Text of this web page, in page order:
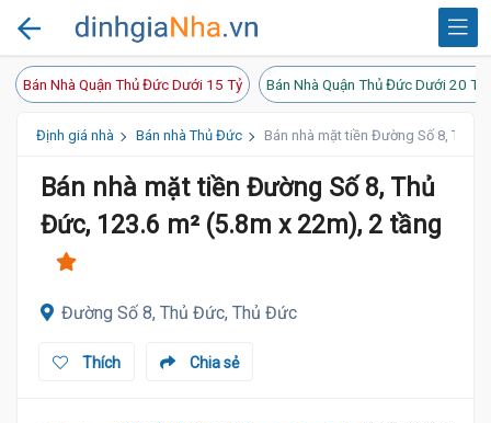
Bán Nhà Quận Thủ Đức Dưới 15 Tỷ Bán Nhà Quận Thủ Đức Dưới 20 Tỷ
Định giá nhà Bán nhà Thủ Đức Bán nhà mặt tiền Đường Số 8, Thủ
Bán nhà mặt tiền Đường Số 8, Thủ
Đức, 123.6 m² (5.8m x 22m), 2 tầng
Đường Số 8, Thủ Đức, Thủ Đức
Chia sẻ
Thích